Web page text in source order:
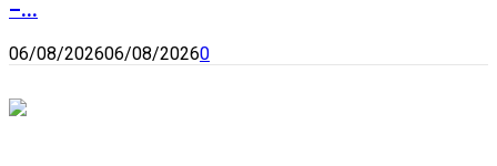
–...
06/08/202606/08/20260